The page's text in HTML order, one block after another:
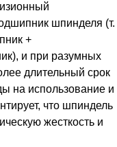
шпинделя (т.
+
и при разумных
длительный срок
на использование и
что шпиндель
жесткость и